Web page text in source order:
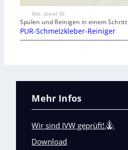
Bild: Jowat SE
Spülen und Reinigen in einem Schritt
PUR-Schmelzkleber-Reiniger
Mehr Infos
Wir sind IVW geprüft!
Download